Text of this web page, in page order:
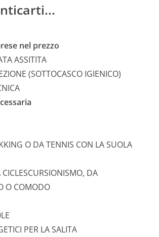
nel prezzo
ASSITITA
(SOTTOCASCO IGIENICO)
O DA TENNIS CON LA SUOLA
DA
O COMODO
PER LA SALITA